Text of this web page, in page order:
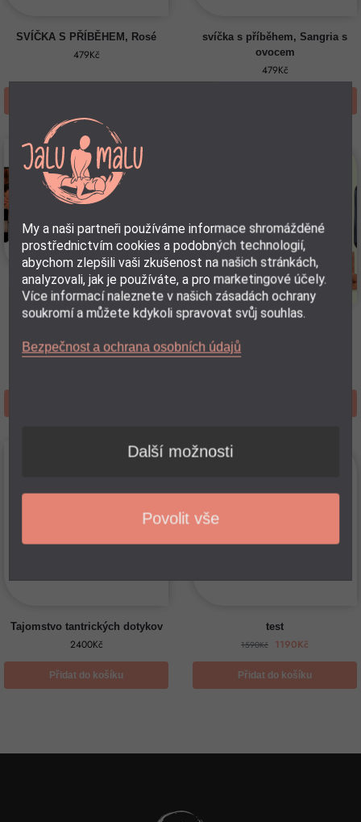
SVÍČKA S PŘÍBĚHEM, Rosé
479Kč
svíčka s příběhem, Sangria s
ovocem
479Kč
-45%
Tajemství tantrických doteků +
Masážní olej
Tajemství tantrických doteků
Flashdisk + online kurz +
Tajomstvo tantrických dotykov
2400Kč
Přidat do košíku
test
1590Kč 1190Kč
Přidat do košíku
My a naši partneři používáme informace shromážděné
prostřednictvím cookies a podobných technologií,
abychom zlepšili vaši zkušenost na našich stránkách,
analyzovali, jak je používáte, a pro marketingové účely.
Více informací naleznete v našich zásadách ochrany
soukromí a můžete kdykoli spravovat svůj souhlas.
Bezpečnost a ochrana osobních údajů
Další možnosti
Povolit vše